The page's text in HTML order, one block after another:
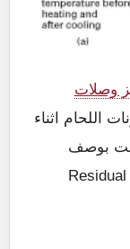
وصلات
اللحام اثناء
بوصف
الضغوط الناتجة اثناء العملية بالانجليزية Residual